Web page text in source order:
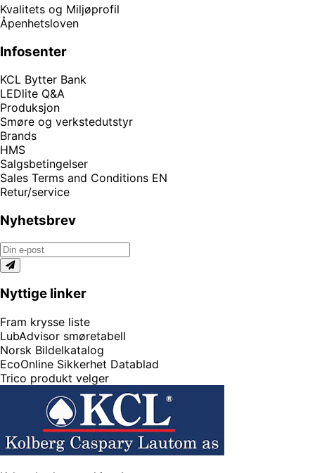
Kvalitets og Miljøprofil
Åpenhetsloven
Infosenter
KCL Bytter Bank
LEDlite Q&A
Produksjon
Smøre og verkstedutstyr
Brands
HMS
Salgsbetingelser
Sales Terms and Conditions EN
Retur/service
Nyhetsbrev
Nyttige linker
Fram krysse liste
LubAdvisor smøretabell
Norsk Bildelkatalog
EcoOnline Sikkerhet Datablad
Trico produkt velger